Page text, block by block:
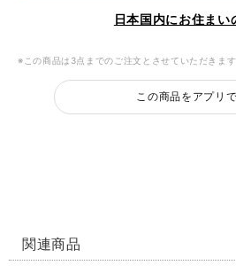
日本国内にお住まい
※この商品は3点までのご注文とさせていただきます
この商品をアプリ
関連商品